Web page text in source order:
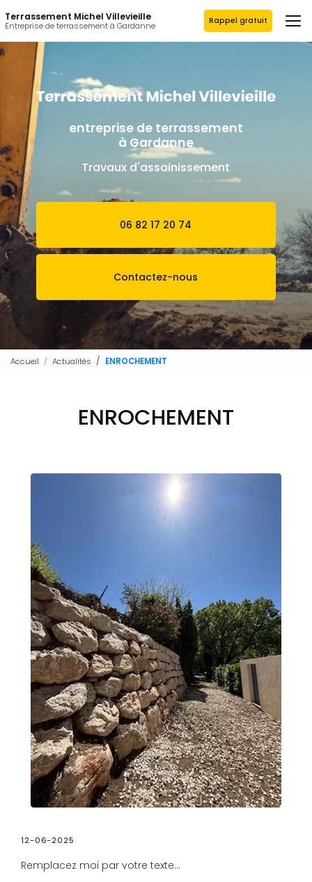
au
contenu
principal
Terrassement Michel Villevieille
Entreprise de terrassement à Gardanne Rappel gratuit
entreprise de terrassement
à Gardanne
Travaux d'assainissement
06 82 17 20 74
Contactez-nous
Accueil Actualités ENROCHEMENT
ENROCHEMENT
12-06-2025
Remplacez moi par votre texte...